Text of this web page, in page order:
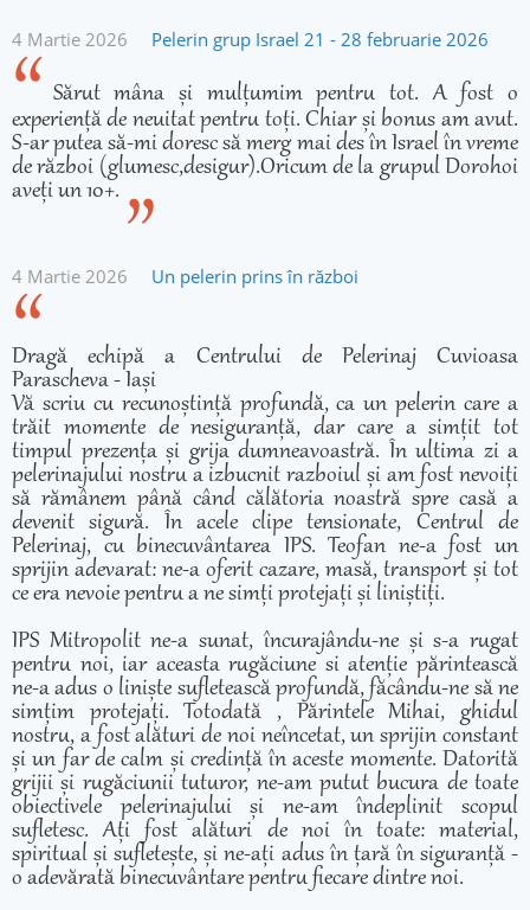
4 Martie 2026 Pelerin grup Israel 21 - 28 februarie 2026
Sărut mâna și mulțumim pentru tot. A fost o
experiență de neuitat pentru toți. Chiar și bonus am avut.
S-ar putea să-mi doresc să merg mai des în Israel în vreme
de război (glumesc,desigur).Oricum de la grupul Dorohoi
aveți un 10+.
4 Martie 2026 Un pelerin prins în război
Dragă echipă a Centrului de Pelerinaj Cuvioasa
Parascheva - Iași
Vă scriu cu recunoștință profundă, ca un pelerin care a
trăit momente de nesiguranță, dar care a simțit tot
timpul prezența și grija dumneavoastră. În ultima zi a
pelerinajului nostru a izbucnit razboiul și am fost nevoiți
să rămânem până când călătoria noastră spre casă a
devenit sigură. În acele clipe tensionate, Centrul de
Pelerinaj, cu binecuvântarea IPS. Teofan ne-a fost un
sprijin adevarat: ne-a oferit cazare, masă, transport și tot
ce era nevoie pentru a ne simți protejați și liniștiți.
IPS Mitropolit ne-a sunat, încurajându-ne și s-a rugat
pentru noi, iar aceasta rugăciune si atenție părintească
ne-a adus o liniște sufletească profundă, făcându-ne să ne
simțim protejați. Totodată , Părintele Mihai, ghidul
nostru, a fost alături de noi neîncetat, un sprijin constant
și un far de calm și credință în aceste momente. Datorită
grijii și rugăciunii tuturor, ne-am putut bucura de toate
obiectivele pelerinajului și ne-am îndeplinit scopul
sufletesc. Ați fost alături de noi în toate: material,
spiritual și sufletește, și ne-ați adus în țară în siguranță -
o adevărată binecuvântare pentru fiecare dintre noi.